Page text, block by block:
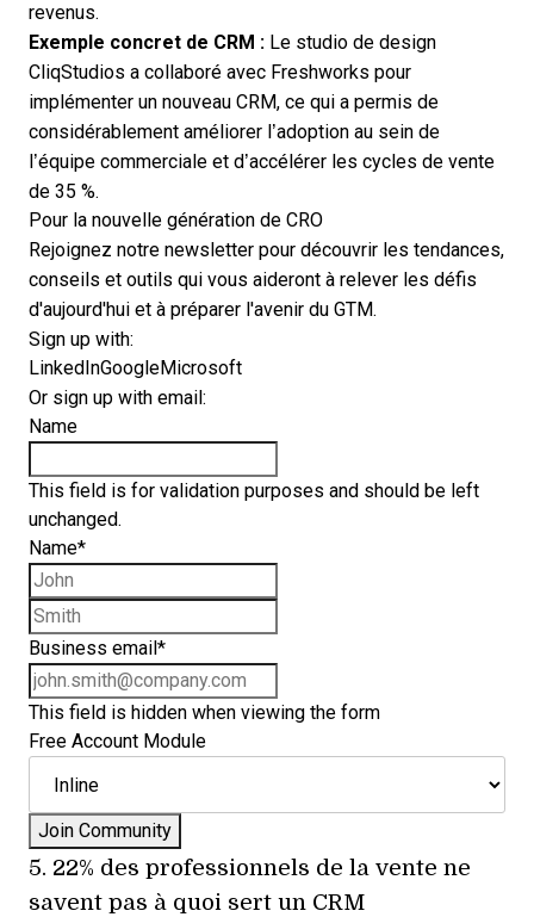
revenus.
Exemple concret de CRM : Le studio de design
CliqStudios a collaboré avec Freshworks pour
implémenter un nouveau CRM, ce qui a permis de
considérablement améliorer l’adoption au sein de
l’équipe commerciale et d’accélérer les cycles de vente
de 35 %.
Pour la nouvelle génération de CRO
Rejoignez notre newsletter pour découvrir les tendances,
conseils et outils qui vous aideront à relever les défis
d'aujourd'hui et à préparer l'avenir du GTM.
Sign up with:
LinkedInGoogleMicrosoft
Or sign up with email:
Name
This field is for validation purposes and should be left
unchanged.
Name*
Business email *
This field is hidden when viewing the form
Free Account Module
5. 22% des professionnels de la vente ne
savent pas à quoi sert un CRM